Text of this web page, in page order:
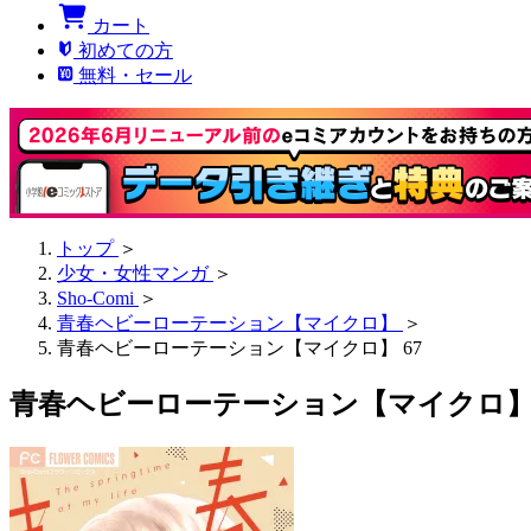
カート
初めての方
無料・セール
トップ ＞
少女・女性マンガ ＞
Sho-Comi ＞
青春ヘビーローテーション【マイクロ】
＞
青春ヘビーローテーション【マイクロ】 67
青春ヘビーローテーション【マイクロ